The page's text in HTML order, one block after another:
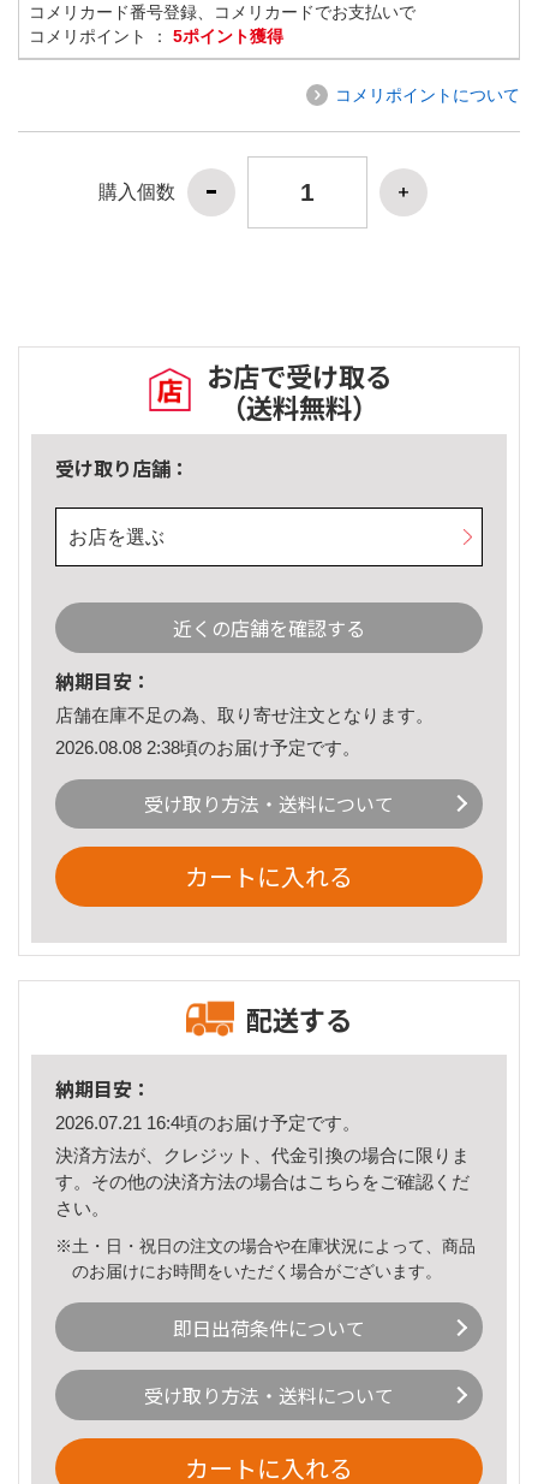
コメリカード番号登録、コメリカードでお支払いで
コメリポイント ： 5ポイント獲得
コメリポイントについて
購入個数
お店で受け取る
（送料無料）
受け取り店舗：
お店を選ぶ
近くの店舗を確認する
納期目安：
店舗在庫不足の為、取り寄せ注文となります。
2026.08.08 2:38頃のお届け予定です。
受け取り方法・送料について
カートに入れる
配送する
納期目安：
2026.07.21 16:4頃のお届け予定です。
決済方法が、クレジット、代金引換の場合に限りま
す。その他の決済方法の場合はこちら をご確認くだ
さい。
※土・日・祝日の注文の場合や在庫状況によって、商品
のお届けにお時間をいただく場合がございます。
即日出荷条件について
受け取り方法・送料について
カートに入れる